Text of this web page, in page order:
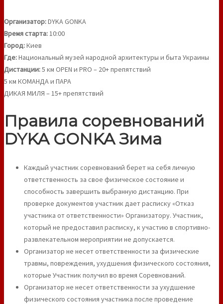
Организатор:DYKA GONKA
Время старта:10:00
Город:Киев
Где:Национальный музей народной архитектуры и быта Украины
Дистанции:5 км OPEN и PRO – 20+ препятствий
5 км КОМАНДА и ПАРА
ДИКАЯ МИЛЯ – 15+ препятствий
Правила соревнований
DYKA GONKA Зима
Каждый участник соревнований берет на себя личную
ответственность за свое физическое состояние и
способность завершить выбранную дистанцию. При
проверке документов участник дает расписку «Отказ
участника от ответственности» Организатору. Участник,
который не предоставил расписку, к участию в спортивно-
развлекательном мероприятии не допускается.
Организатор не несет ответственности за физические
травмы, повреждения, ухудшения физического состояния,
которые Участник получил во время Соревнований.
Организатор не несет ответственности за ухудшение
физического состояния участника после проведение